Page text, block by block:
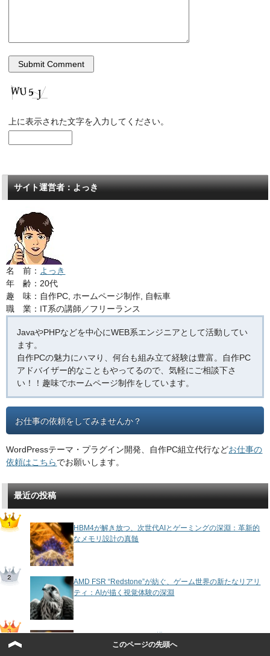
上に表示された文字を入力してください。
サイト運営者：よっき
名 前： よっき
年 齢：20代
趣 味：自作PC, ホームページ制作, 自転車
職 業：IT系の講師／フリーランス
JavaやPHPなどを中心にWEB系エンジニアとして活動してい
ます。
自作PCの魅力にハマり、何台も組み立て経験は豊富。自作PC
アドバイザー的なこともやってるので、気軽にご相談下さ
い！！趣味でホームページ制作をしています。
お仕事の依頼をしてみませんか？
WordPressテーマ・プラグイン開発、自作PC組立代行などお仕事の
依頼はこちらでお願いします。
最近の投稿
HBM4が解き放つ、次世代AIとゲーミングの深淵：革新的
なメモリ設計の真髄
AMD FSR “Redstone”が紡ぐ、ゲーム世界の新たなリアリ
ティ：AIが描く視覚体験の深淵
AMD Radeon RX 9050が描く、RDNA 4アーキテクチャの
このページの先頭へ